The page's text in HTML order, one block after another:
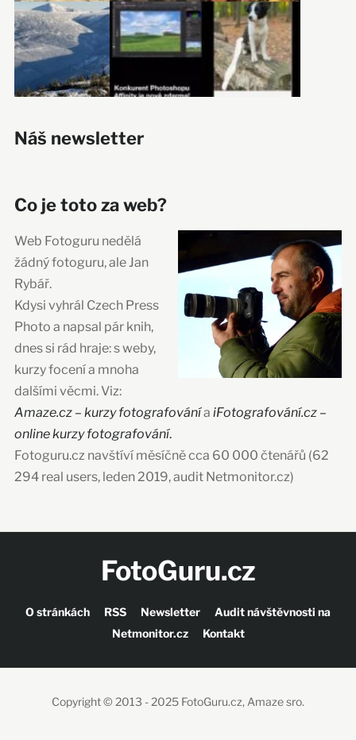
Náš newsletter
Co je toto za web?
Web Fotoguru nedělá
žádný fotoguru, ale Jan
Rybář.
Kdysi vyhrál Czech Press
Photo a napsal pár knih,
dnes si rád hraje: s weby,
kurzy focení a mnoha
dalšími věcmi. Viz:
Amaze.cz – kurzy fotografovánía iFotografování.cz –
online kurzy fotografování.
Fotoguru.cz navštíví měsíčně cca 60 000 čtenářů (62
294 real users, leden 2019, audit Netmonitor.cz)
FotoGuru.cz
O stránkách RSS Newsletter
Audit návštěvnosti na
Netmonitor.cz
Kontakt
Copyright © 2013 - 2025 FotoGuru.cz, Amaze sro.